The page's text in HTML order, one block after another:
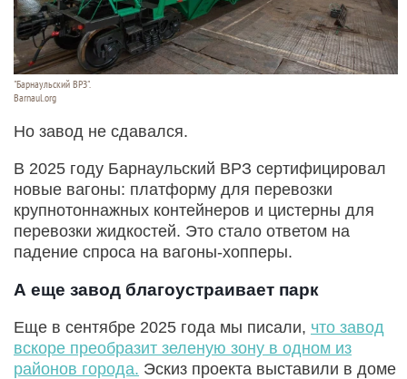
"Барнаульский ВРЗ".
Barnaul.org
Но завод не сдавался.
В 2025 году Барнаульский ВРЗ сертифицировал
новые вагоны: платформу для перевозки
крупнотоннажных контейнеров и цистерны для
перевозки жидкостей. Это стало ответом на
падение спроса на вагоны-хопперы.
А еще завод благоустраивает парк
Еще в сентябре 2025 года мы писали, что завод
вскоре преобразит зеленую зону в одном из
районов города. Эскиз проекта выставили в доме